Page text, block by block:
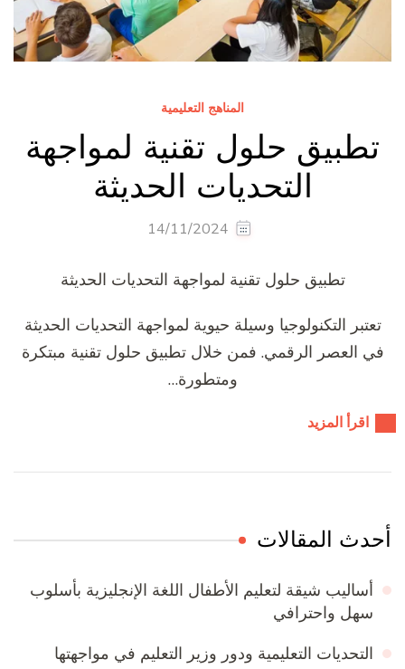
المناهج التعليمية
تطبيق حلول تقنية لمواجهة
التحديات الحديثة
14/11/2024
تطبيق حلول تقنية لمواجهة التحديات الحديثة
تعتبر التكنولوجيا وسيلة حيوية لمواجهة التحديات الحديثة
في العصر الرقمي. فمن خلال تطبيق حلول تقنية مبتكرة
ومتطورة…
اقرأ المزيد
أحدث المقالات
أساليب شيقة لتعليم الأطفال اللغة الإنجليزية بأسلوب
سهل واحترافي
التحديات التعليمية ودور وزير التعليم في مواجهتها